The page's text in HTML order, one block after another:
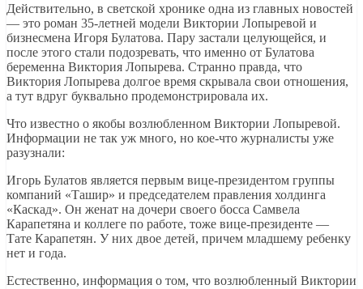
Действительно, в светской хронике одна из главных новостей
— это роман 35-летней модели Виктории Лопыревой и
бизнесмена Игоря Булатова. Пару застали целующейся, и
после этого стали подозревать, что именно от Булатова
беременна Виктория Лопырева. Странно правда, что
Виктория Лопырева долгое время скрывала свои отношения,
а тут вдруг буквально продемонстрировала их.
Что известно о якобы возлюбленном Виктории Лопыревой.
Информации не так уж много, но кое-что журналисты уже
разузнали:
Игорь Булатов является первым вице-президентом группы
компаний «Ташир» и председателем правления холдинга
«Каскад». Он женат на дочери своего босса Самвела
Карапетяна и коллеге по работе, тоже вице-президенте —
Тате Карапетян. У них двое детей, причем младшему ребенку
нет и года.
Естественно, информация о том, что возлюбленный Виктории